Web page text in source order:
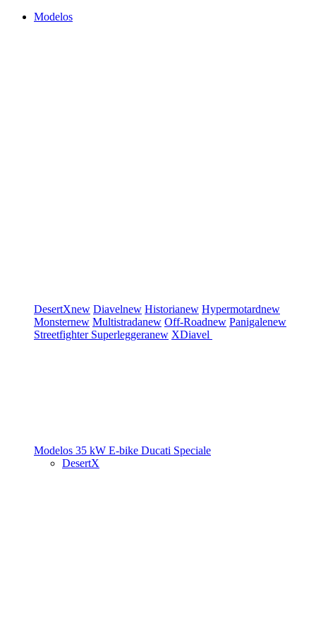
Modelos
DesertXnew Diavelnew Historianew Hypermotardnew
Monsternew Multistradanew Off-Roadnew Panigalenew
Streetfighter Superleggeranew XDiavel
Modelos 35 kW E-bike Ducati Speciale
DesertX